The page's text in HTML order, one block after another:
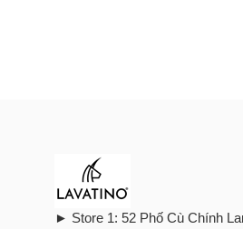
► Store 1: 52 Phố Cù Chính